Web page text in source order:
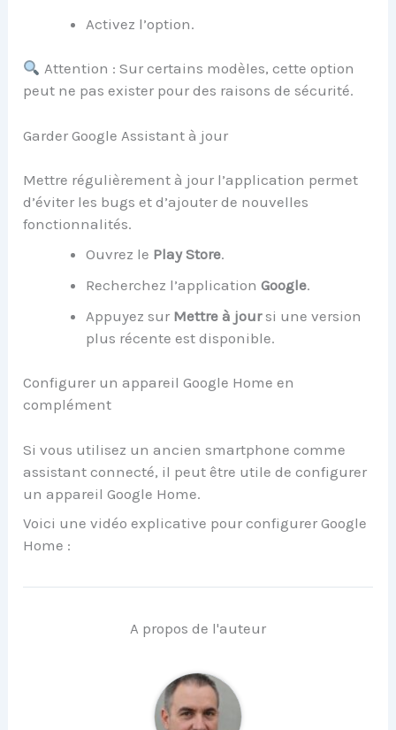
Activez l’option.
Attention : Sur certains modèles, cette option
peut ne pas exister pour des raisons de sécurité.
Garder Google Assistant à jour
Mettre régulièrement à jour l’application permet
d’éviter les bugs et d’ajouter de nouvelles
fonctionnalités.
Ouvrez le Play Store.
Recherchez l’applicationGoogle.
Appuyez sur Mettre à joursi une version
plus récente est disponible.
Configurer un appareil Google Home en
complément
Si vous utilisez un ancien smartphone comme
assistant connecté, il peut être utile de configurer
un appareil Google Home.
Voici une vidéo explicative pour configurer Google
Home :
A propos de l'auteur